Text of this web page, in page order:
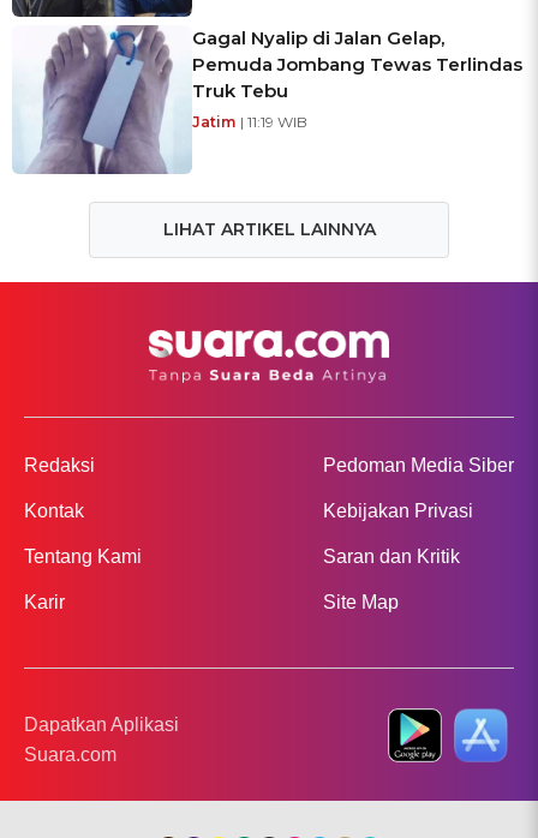
Gagal Nyalip di Jalan Gelap,
Pemuda Jombang Tewas Terlindas
Truk Tebu
Jatim | 11:19 WIB
LIHAT ARTIKEL LAINNYA
Redaksi
Kontak
Tentang Kami
Karir
Pedoman Media Siber
Kebijakan Privasi
Saran dan Kritik
Site Map
Dapatkan Aplikasi
Suara.com